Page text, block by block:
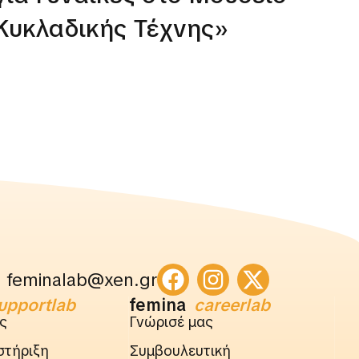
Τέχνης»
feminalab@xen.gr
femina careerlab
Γνώρισέ μας
Συμβουλευτική